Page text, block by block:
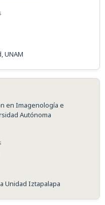
UNAM
en Imagenología e
Autónoma
Unidad Iztapalapa